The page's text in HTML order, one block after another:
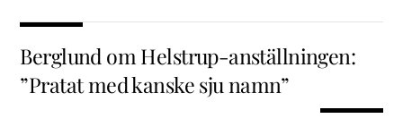
Berglund om Helstrup-anställningen:
”Pratat med kanske sju namn”